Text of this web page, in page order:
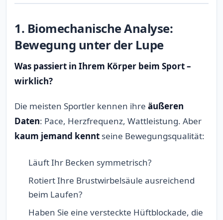
1. Biomechanische Analyse:
Bewegung unter der Lupe
Was passiert in Ihrem Körper beim Sport –
wirklich?
Die meisten Sportler kennen ihre äußeren
Daten: Pace, Herzfrequenz, Wattleistung. Aber
kaum jemand kennt seine Bewegungsqualität:
Läuft Ihr Becken symmetrisch?
Rotiert Ihre Brustwirbelsäule ausreichend
beim Laufen?
Haben Sie eine versteckte Hüftblockade, die